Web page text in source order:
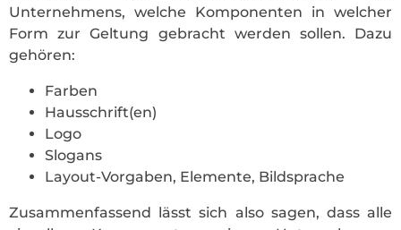
Unternehmens, welche Komponenten in welcher
Form zur Geltung gebracht werden sollen. Dazu
gehören:
Farben
Hausschrift(en)
Logo
Slogans
Layout-Vorgaben, Elemente, Bildsprache
Zusammenfassend lässt sich also sagen, dass alle